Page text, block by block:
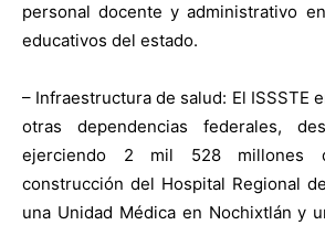
personal docente y administrativo
educativos del estado.
– Infraestructura de salud: El ISSSTE
otras dependencias federales,
ejerciendo 2 mil 528 millones
construcción del Hospital Regional
una Unidad Médica en Nochixtlán y